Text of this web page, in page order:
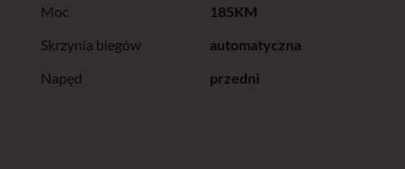
Moc
185KM
Skrzynia biegów
automatyczna
Napęd
przedni